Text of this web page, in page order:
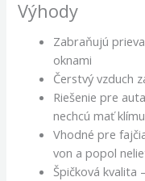
Výhody
Zabraňujú
oknami
Čerstvý vzduch
Riešenie pre
nechcú mať
Vhodné pre
von a popol
Špičková kvalita